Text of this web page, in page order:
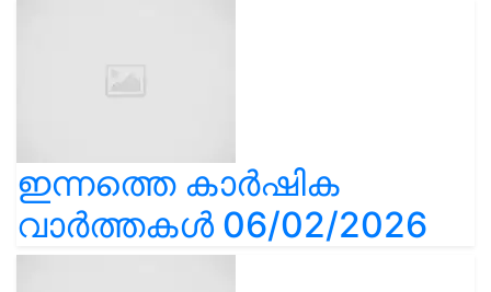
ഇന്നത്തെ കാർഷിക
വാർത്തകൾ 06/02/2026